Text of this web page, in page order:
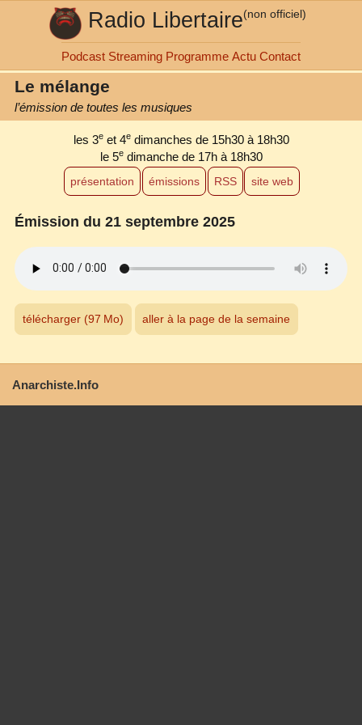
Radio Libertaire(non officiel)
Podcast Streaming Programme Actu Contact
Le mélange
l’émission de toutes les musiques
les 3eet 4edimanches de 15h30 à 18h30
le 5edimanche de 17h à 18h30
présentation émissions RSS site web
Émission du 21 septembre 2025
télécharger (97 Mo) aller à la page de la semaine
Anarchiste.Info